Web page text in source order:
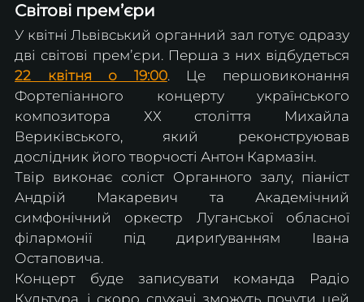
Світові премʼєри
У квітні Львівський органний зал готує одразу
22 квітня о 19:00. Це першовиконання
Фортепіанного концерту українського
композитора ХХ століття Михайла
Вериківського, який реконструював
дослідник його творчості Антон Кармазін.
Твір виконає соліст Органного залу, піаніст
Андрій Макаревич та Академічний
симфонічний оркестр Луганської обласної
філармонії під дириґуванням Івана
Остаповича.
Концерт буде записувати команда Радіо